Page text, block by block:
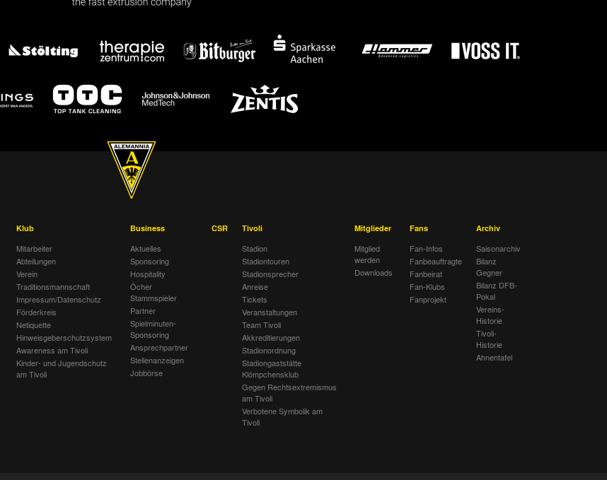
Klub
Mitarbeiter
Abteilungen
Verein
Traditionsmannschaft
Impressum/Datenschutz
Förderkreis
Netiquette
Hinweisgeberschutzsystem
Awareness am Tivoli
Kinder- und Jugendschutz
am Tivoli
Business
Aktuelles
Sponsoring
Hospitality
Öcher
Stammspieler
Partner
Spielminuten-
Sponsoring
Ansprechpartner
Stellenanzeigen
Jobbörse
CSR
Tivoli
Stadion
Stadiontouren
Stadionsprecher
Anreise
Tickets
Veranstaltungen
Team Tivoli
Akkreditierungen
Stadionordnung
Stadiongaststätte
Klömpchensklub
Gegen Rechtsextremismus
am Tivoli
Verbotene Symbolik am
Tivoli
Mitglieder
Mitglied
werden
Downloads
Fans
Fan-Infos
Fanbeauftragte
Fanbeirat
Fan-Klubs
Fanprojekt
Archiv
Saisonarchiv
Bilanz
Gegner
Bilanz DFB-
Pokal
Vereins-
Historie
Tivoli-
Historie
Ahnentafel